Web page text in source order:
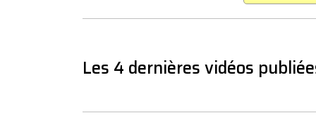
Les 4 dernières vidéos